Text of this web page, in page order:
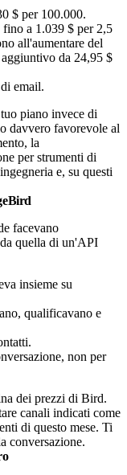
$ per 100.000.
fino a 1.039 $ per 2,5
all'aumentare del
da 24,95 $
email.
piano invece di
davvero favorevole al
la
per strumenti di
e, su questi
facevano
quella di un'API
insieme su
qualificavano e
non per
dei prezzi di Bird.
canali indicati come
di questo mese. Ti
conversazione.